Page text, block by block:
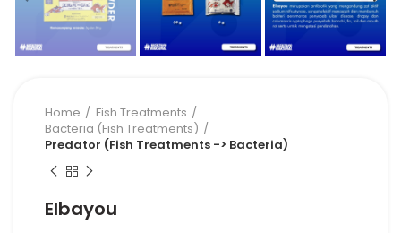
Home
Fish Treatments
Bacteria (Fish Treatments)
Predator (Fish Treatments -> Bacteria)
Elbayou